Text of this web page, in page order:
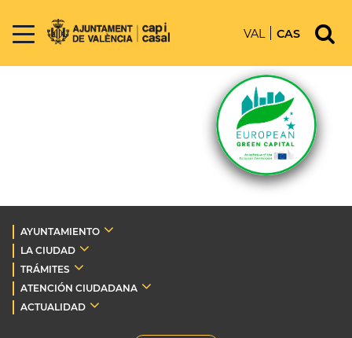
VAL CAS
AYUNTAMIENTO
LA CIUDAD
TRÁMITES
ATENCIÓN CIUDADANA
ACTUALIDAD